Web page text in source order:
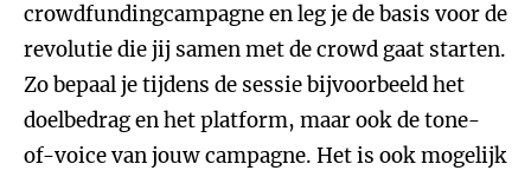
crowdfundingcampagne en leg je de basis voor de
revolutie die jij samen met de crowd gaat starten.
Zo bepaal je tijdens de sessie bijvoorbeeld het
doelbedrag en het platform, maar ook de tone-
of-voice van jouw campagne. Het is ook mogelijk